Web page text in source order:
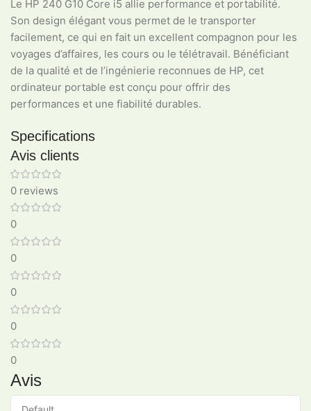
Le HP 240 G10 Core i5 allie performance et portabilité.
Son design élégant vous permet de le transporter
facilement, ce qui en fait un excellent compagnon pour les
voyages d’affaires, les cours ou le télétravail. Bénéficiant
de la qualité et de l’ingénierie reconnues de HP, cet
ordinateur portable est conçu pour offrir des
performances et une fiabilité durables.
Specifications
Avis clients
0 reviews
0
0
0
0
0
Avis